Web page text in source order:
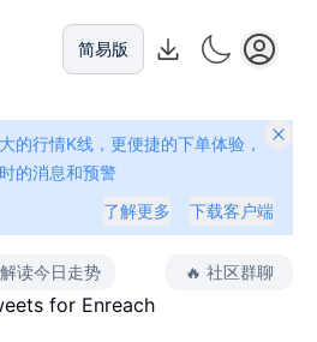
简易版
的行情K线，更便捷的下单体验，
的消息和预警
了解更多
下载客户端
解读今日走势 🔥 社区群聊
for Enreach